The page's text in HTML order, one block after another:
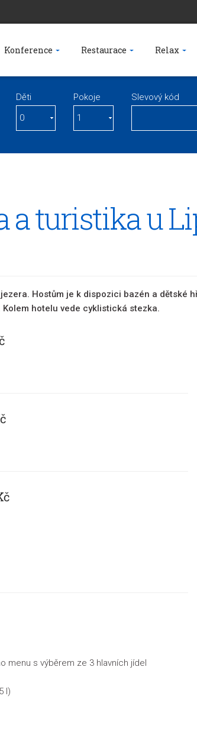
Konference Restaurace Relax
Děti Pokoje Slevový kód
a turistika u
Hostům je k dispozici bazén a dětské
hotelu vede cyklistická stezka.
menu s výběrem ze 3 hlavních jídel
l)